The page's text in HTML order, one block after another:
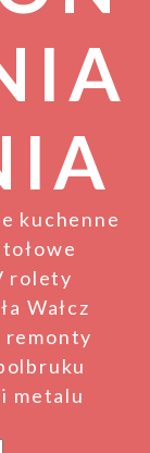
kuchenne
rolety
Wałcz
remonty
metalu